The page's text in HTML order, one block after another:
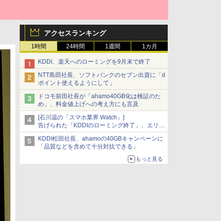
アクセスランキング
1時間 24時間 1週間 1カ月
KDDI、楽天へのローミングを9月末で終了
NTT島田社長、ソフトバンクのセブン出資に「d
ポイント使えるようにして」
ドコモ前田社長が「ahamo40GB化は検証のた
め」、料金値上げへの考え方にも言及
[石川温の「スマホ業界 Watch」]
告げられた「KDDIのローミング終了」、エリア
マップの落とし穴と楽天モバイルの課題
KDDI松田社長、ahamoの40GBキャンペーンに
「品質などを含めて十分対抗できる」
もっと見る